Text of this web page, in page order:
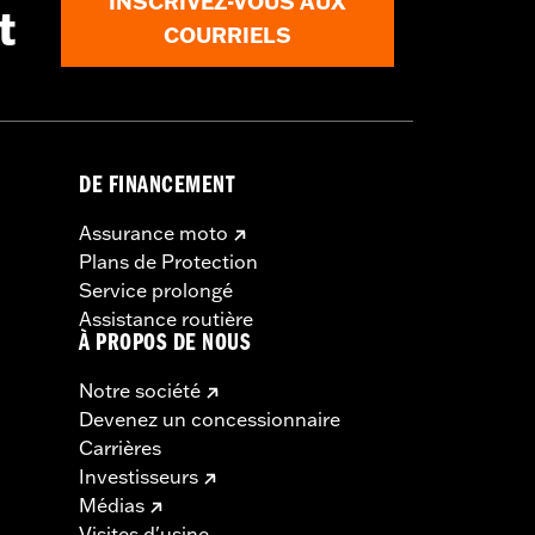
COURRIELS
DE FINANCEMENT
Assurance moto
Plans de Protection
Service prolongé
Assistance routière
À PROPOS DE NOUS
Notre société
Devenez un concessionnaire
Carrières
Investisseurs
Médias